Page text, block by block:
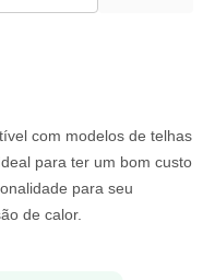
com modelos de telhas
para ter um bom custo
para seu
de calor.